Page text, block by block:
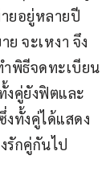
ยอยู่หลายปี
จะเหงา จึง
พิธีจดทะเบียน
งคู่ยังฟิตและ
งทั้งคู่ได้แสดง
รักคู่กันไป